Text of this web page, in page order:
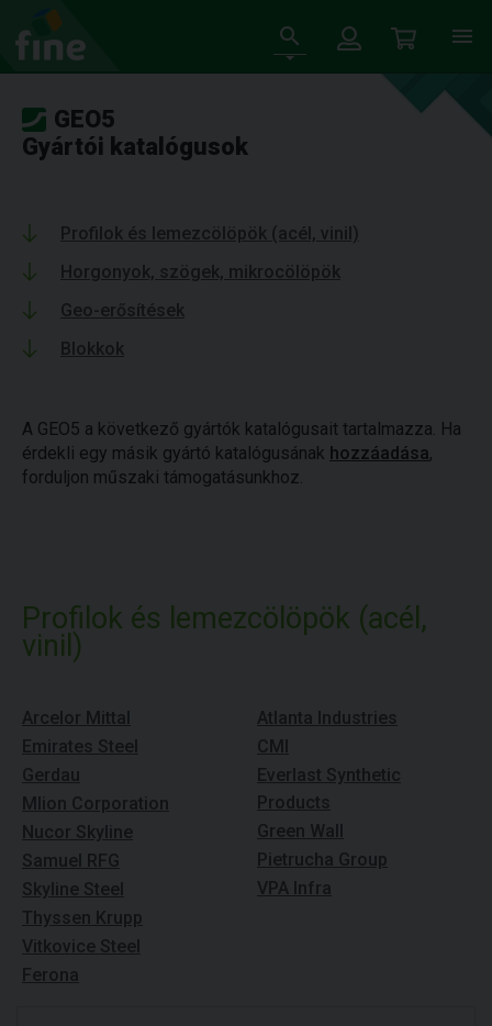
GEO5
Gyártói katalógusok
Profilok és lemezcölöpök (acél, vinil)
Horgonyok, szögek, mikrocölöpök
Geo-erősítések
Blokkok
A GEO5 a következő gyártók katalógusait tartalmazza. Ha
érdekli egy másik gyártó katalógusának hozzáadása,
forduljon műszaki támogatásunkhoz.
Profilok és lemezcölöpök (acél,
vinil)
Arcelor Mittal
Emirates Steel
Gerdau
Mlion Corporation
Nucor Skyline
Samuel RFG
Skyline Steel
Thyssen Krupp
Vitkovice Steel
Ferona
Atlanta Industries
CMI
Everlast Synthetic
Products
Green Wall
Pietrucha Group
VPA Infra